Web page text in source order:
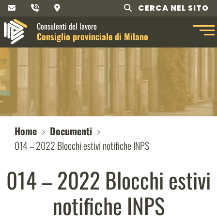
CERCA NEL SITO
Consulenti del lavoro
Consiglio provinciale di Milano
Home
Documenti
014 – 2022 Blocchi estivi notifiche INPS
014 – 2022 Blocchi estivi
notifiche INPS